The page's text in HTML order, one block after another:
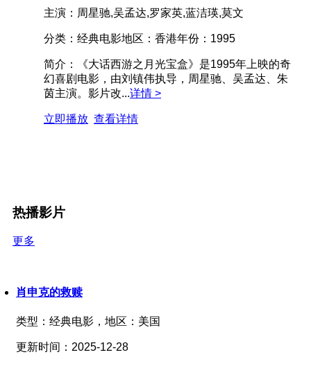
主演： 周星驰,吴孟达,罗家英,蓝洁瑛,莫文
分类： 经典电影地区： 香港年份： 1995
简介：
《大话西游之月光宝盒》是1995年上映的奇
幻喜剧电影，由刘镇伟执导，周星驰、吴孟达、朱
茵主演。影片改...详情 >
立即播放 查看详情
热播影片
更多
肖申克的救赎
类型： 经典电影， 地区： 美国
更新时间： 2025-12-28